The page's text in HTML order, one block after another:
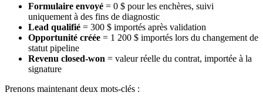
Formulaire envoyé = 0 $ pour les enchères, suivi
uniquement à des fins de diagnostic
Lead qualifié = 300 $ importés après validation
Opportunité créée = 1 200 $ importés lors du changement de
statut pipeline
Revenu closed-won = valeur réelle du contrat, importée à la
signature
Prenons maintenant deux mots-clés :